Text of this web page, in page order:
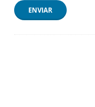
ENVIAR